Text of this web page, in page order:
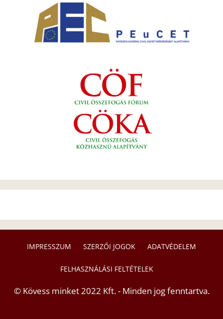
IMPRESSZUM SZERZŐI JOGOK ADATVÉDELEM
FELHASZNÁLÁSI FELTÉTELEK
© Kövess minket 2022 Kft. - Minden jog fenntartva.